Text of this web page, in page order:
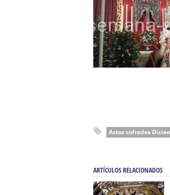
Actos cofrades
ARTÍCULOS RELACIONADOS